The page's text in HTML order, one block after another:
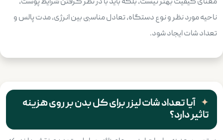
ناحیه مورد نظر و نوع دستگاه، تعادل مناسبی بین انرژی، مدت پالس و
تعداد شات ایجاد شود.
آیا تعداد شات لیزر برای کل بدن بر روی هزینه
تاثیر دارد؟